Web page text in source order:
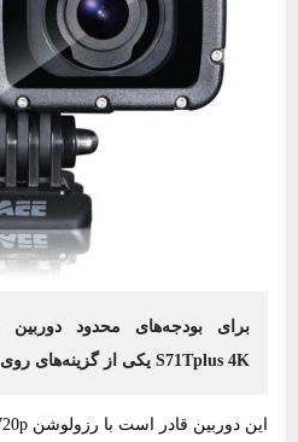
S71Tplus 4K یکی از گزینه‌های روی میز است.